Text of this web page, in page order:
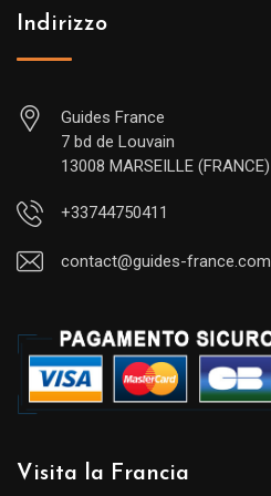
Indirizzo
Guides France
7 bd de Louvain
13008 MARSEILLE (FRANCE)
+33744750411
contact@guides-france.com
Visita la Francia